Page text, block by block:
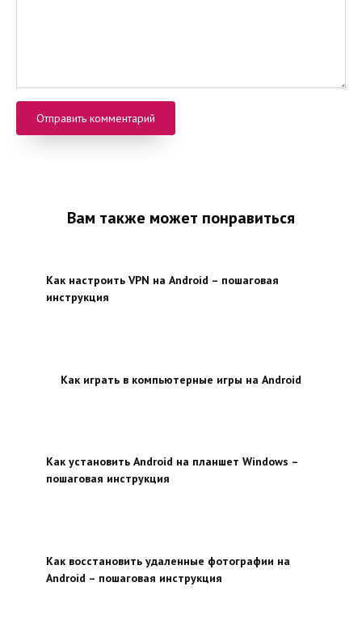
Вам также может понравиться
Как настроить VPN на Android – пошаговая
инструкция
Как играть в компьютерные игры на Android
Как установить Android на планшет Windows –
пошаговая инструкция
Как восстановить удаленные фотографии на
Android – пошаговая инструкция